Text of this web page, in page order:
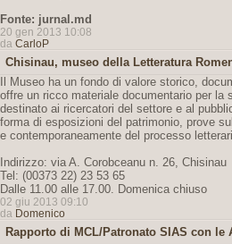
Fonte: jurnal.md
20 gen 2013 10:08
da CarloP
Chisinau, museo della Letteratura
Il Museo ha un fondo di valore storico,
offre un ricco materiale documentario per la
destinato ai ricercatori del settore e al
forma di esposizioni del patrimonio, prove
e contemporaneamente del processo
Indirizzo: via A. Corobceanu n. 26, Chisinau
Tel: (00373 22) 23 53 65
Dalle 11.00 alle 17.00. Domenica chiuso
02 giu 2013 09:10
da Domenico
Rapporto di MCL/Patronato SIAS con